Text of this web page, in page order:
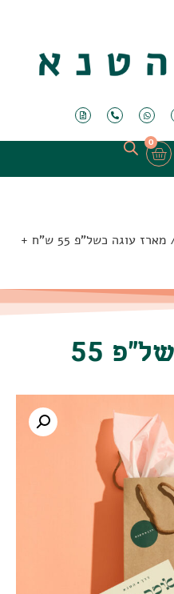
0
/ מארז עוגה כשל"פ 55 ש"ח +
מארז עוגה כשל"פ 55